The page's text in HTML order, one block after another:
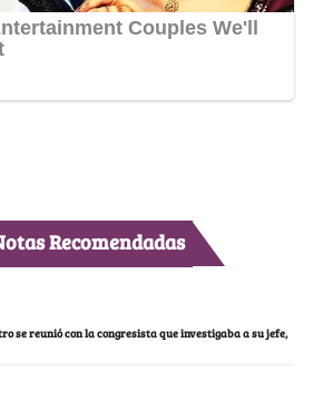
Recomendadas
se reunió con la congresista que investigaba a su jefe,